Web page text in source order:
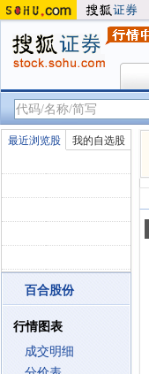
最近浏览股 我的自选股
百合股份
行情图表
成交明细